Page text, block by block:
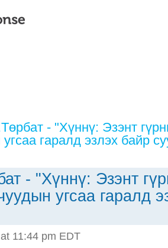
- "Хүннү: Эзэнт
гаралд эзлэх байр
- "Хүннү: Эзэнт
угсаа гаралд
11:44 pm EDT